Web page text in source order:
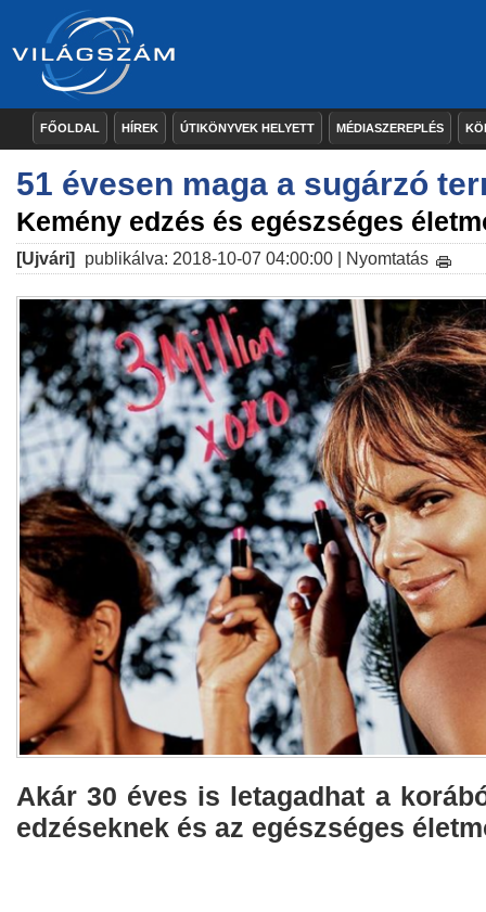
FŐOLDAL HÍREK ÚTIKÖNYVEK HELYETT MÉDIASZEREPLÉS
51 évesen maga a sugárzó
Kemény edzés és egészséges
[Ujvári] publikálva: 2018-10-07 04:00:00 | Nyomtatás
Akár 30 éves is letagadhat a
edzéseknek és az egészséges